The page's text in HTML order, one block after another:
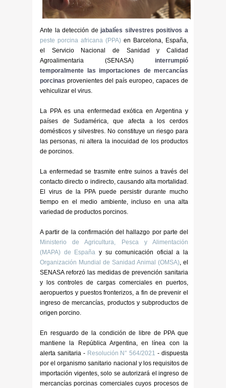
Ante la detección de jabalíes silvestres positivos a
peste porcina africana (PPA) en Barcelona, España,
el Servicio Nacional de Sanidad y Calidad
Agroalimentaria (SENASA) interrumpió
temporalmente las importaciones de mercancías
porcinas provenientes del país europeo, capaces de
vehiculizar el virus.
La PPA es una enfermedad exótica en Argentina y
países de Sudamérica, que afecta a los cerdos
domésticos y silvestres. No constituye un riesgo para
las personas, ni altera la inocuidad de los productos
de porcinos.
La enfermedad se trasmite entre suinos a través del
contacto directo o indirecto, causando alta mortalidad.
El virus de la PPA puede persistir durante mucho
tiempo en el medio ambiente, incluso en una alta
variedad de productos porcinos.
A partir de la confirmación del hallazgo por parte del
Ministerio de Agricultura, Pesca y Alimentación
(MAPA) de España y su comunicación oficial a la
Organización Mundial de Sanidad Animal (OMSA), el
SENASA reforzó las medidas de prevención sanitaria
y los controles de cargas comerciales en puertos,
aeropuertos y puestos fronterizos, a fin de prevenir el
ingreso de mercancías, productos y subproductos de
origen porcino.
En resguardo de la condición de libre de PPA que
mantiene la República Argentina, en línea con la
alerta sanitaria - Resolución N° 564/2021 - dispuesta
por el organismo sanitario nacional y los requisitos de
importación vigentes, solo se autorizará el ingreso de
mercancías porcinas comerciales cuyos procesos de